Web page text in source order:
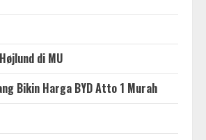
di MU
Bikin Harga BYD Atto 1 Murah